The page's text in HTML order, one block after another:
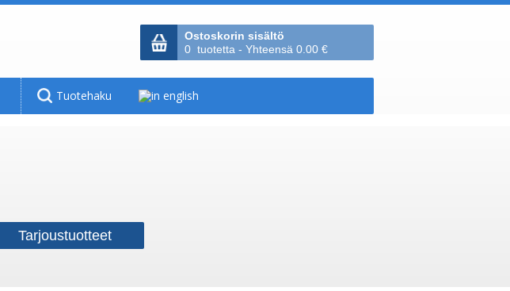
Ostoskorin sisältö
0 tuotetta - Yhteensä 0.00 €
Tuotehaku
Tarjoustuotteet